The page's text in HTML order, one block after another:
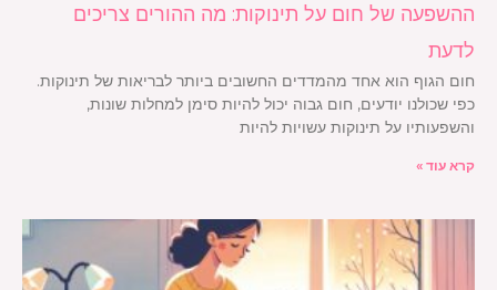
ההשפעה של חום על תינוקות: מה ההורים צריכים
לדעת
חום הגוף הוא אחד מהמדדים החשובים ביותר לבריאות של תינוקות.
כפי שכולנו יודעים, חום גבוה יכול להיות סימן למחלות שונות,
והשפעותיו על תינוקות עשויות להיות
קרא עוד »